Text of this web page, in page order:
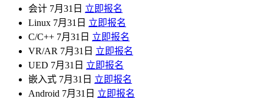
会计 7月31日 立即报名
Linux 7月31日 立即报名
C/C++ 7月31日 立即报名
VR/AR 7月31日 立即报名
UED 7月31日 立即报名
嵌入式 7月31日 立即报名
Android 7月31日 立即报名